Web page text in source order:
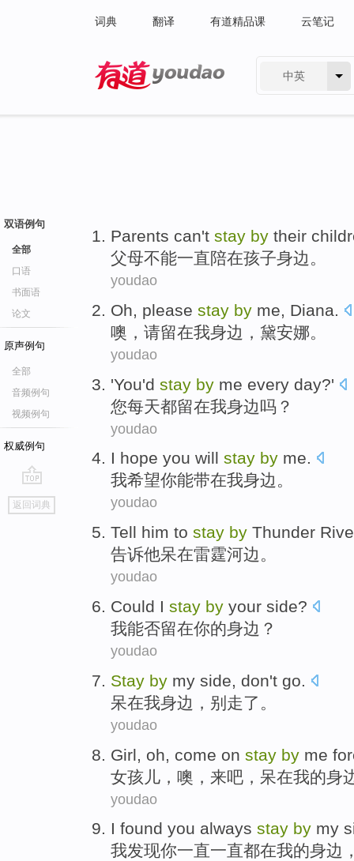
词典 翻译 有道精品课 云笔记
中英
双语例句
全部
口语
书面语
论文
原声例句
全部
音频例句
视频例句
权威例句
go
top
返回词典
Parents can't stay by their
父母不能一直陪在孩子身边。
youdao
Oh, please stay by me, Diana.
噢 ， 请留在我身边 ， 黛安娜。
youdao
'You'd stay by me every day?'
您每天都留在我身边吗？
youdao
I hope you will stay by me.
我希望你能带在我身边。
youdao
Tell him to stay by Thunder
告诉他呆在雷霆河边。
youdao
Could I stay by your side?
我能否留在你的身边 ？
youdao
Stay by my side, don't go.
呆在我身边 ， 别 走了。
youdao
Girl oh come on stay by me
女孩儿 ， 噢 ， 来吧， 呆在我的身
youdao
I found you always stay by my
我发现你一直一直都在我的身边